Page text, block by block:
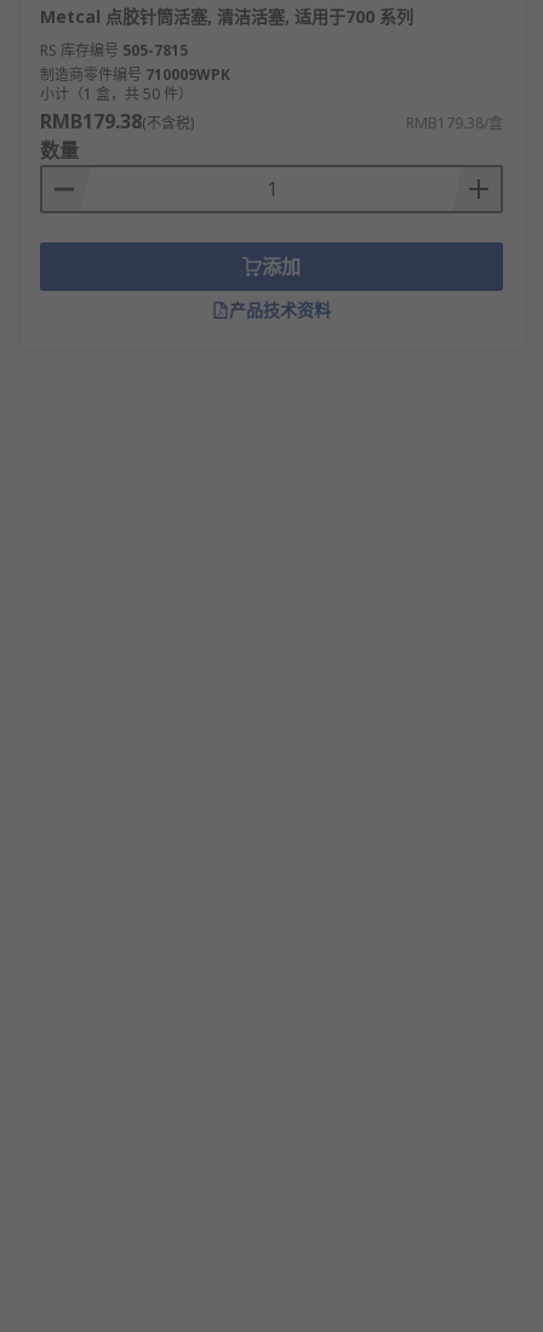
Metcal 点胶针筒活塞, 清洁活塞, 适用于700 系列
RS 库存编号 505-7815
制造商零件编号 710009WPK
小计（1 盒，共 50 件）
RMB179.38(不含税) RMB179.38/盒
数量
添加
产品技术资料